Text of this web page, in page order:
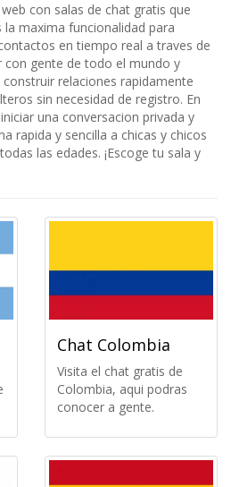
con salas de chat gratis que
maxima funcionalidad para
en tiempo real a traves de
con gente de todo el mundo y
relaciones rapidamente
sin necesidad de registro. En
una conversacion privada y
rapida y sencilla a chicas y chicos
las edades. ¡Escoge tu sala y
Chat Colombia
Visita el chat gratis de
Colombia, aqui podras
conocer a gente.